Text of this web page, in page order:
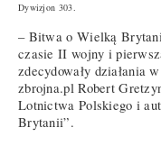
Dywizjon 303.
– Bitwa o Wielką
czasie II wojny i
zdecydowały działania
zbrojna.pl Robert
Lotnictwa Polskiego i
Brytanii”.